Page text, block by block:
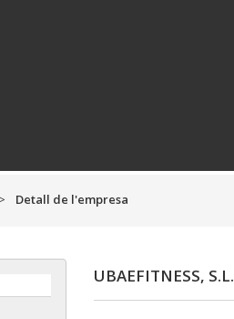
Detall de l'empresa
UBAEFITNESS, S.L.